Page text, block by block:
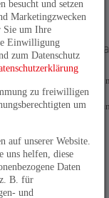
Kleiner
Drehgeber
groß
36 mm Bauraum
echt absoluter
Funktional
besucht und setzen
Marketingzwecken
Sie um Ihre
Einwilligung
zum Datenschutz
zu freiwilligen
um
auf unserer Website.
uns helfen, diese
Daten
B. für
und